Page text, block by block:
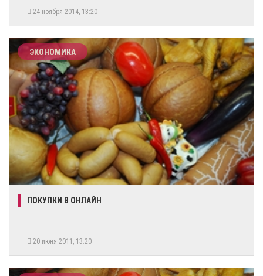
24 ноября 2014, 13:20
ЭКОНОМИКА
ПОКУПКИ В ОНЛАЙН
20 июня 2011, 13:20